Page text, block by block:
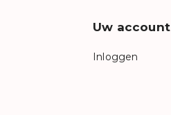
Uw account
Inloggen